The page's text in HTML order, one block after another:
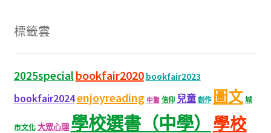
標籤雲
2025specialbookfair2020 bookfair2023
bookfair2024enjoyreading 中醫 信仰 兒童 創作 圖文 城
市文化 大眾心理 學校選書（中學）
學校